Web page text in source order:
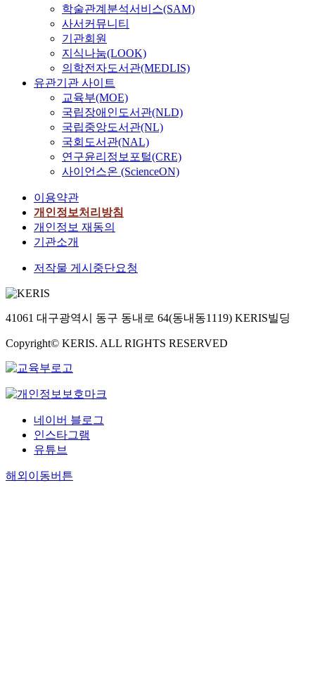
학술관계분석서비스(SAM)
사서커뮤니티
기관회원
지식나눔(LOOK)
의학전자도서관(MEDLIS)
유관기관 사이트
교육부(MOE)
국립장애인도서관(NLD)
국립중앙도서관(NL)
국회도서관(NAL)
연구윤리정보포털(CRE)
사이언스온 (ScienceON)
이용약관
개인정보처리방침
개인정보 재동의
기관소개
저작물 게시중단요청
41061 대구광역시 동구 동내로 64(동내동1119) KERIS빌딩
Copyright© KERIS. ALL RIGHTS RESERVED
네이버 블로그
인스타그램
유튜브
해외이동버튼